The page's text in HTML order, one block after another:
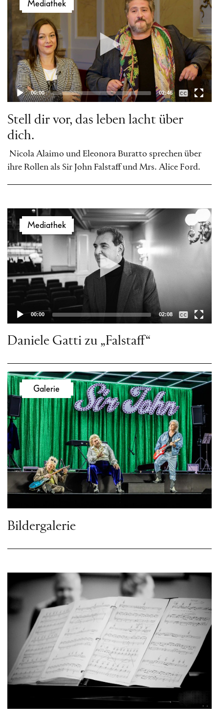
Player
00:00 02:46
Mediathek
Stell dir vor, das leben lacht über
dich.
Nicola Alaimo und Eleonora Buratto sprechen über
ihre Rollen als Sir John Falstaff und Mrs. Alice Ford.
Video-
Player
00:00 02:08
Mediathek
Daniele Gatti zu „Falstaff“
Galerie
Bildergalerie